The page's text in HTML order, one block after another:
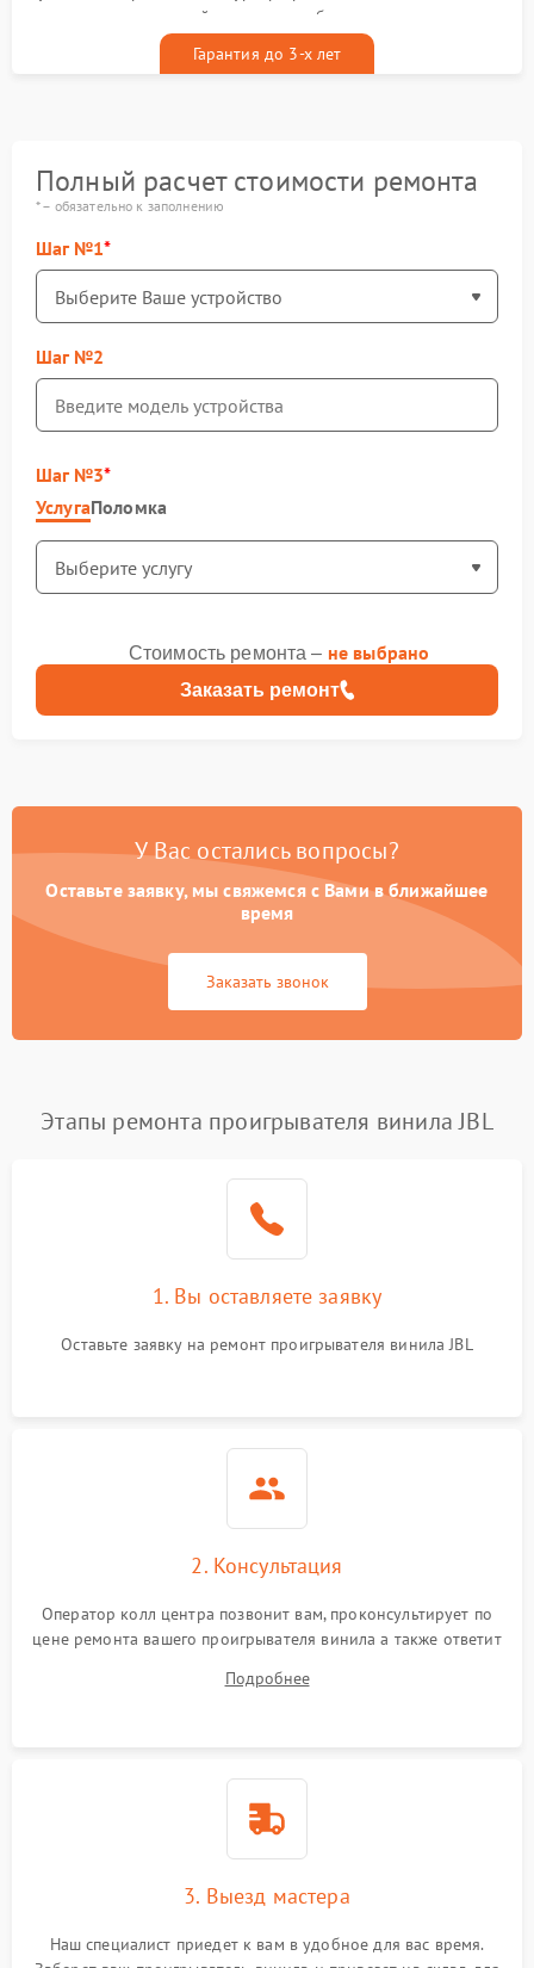
гарантийным талоном бесплатно
Гарантия до 3-х лет
Полный расчет стоимости ремонта
* – обязательно к заполнению
Шаг №1
Шаг №2
Шаг №3
УслугаПоломка
Заказать ремонт
Стоимость ремонта – не выбрано
У Вас остались вопросы?
Оставьте заявку, мы свяжемся с Вами в ближайшее
время
Заказать звонок
Этапы ремонта проигрывателя винила JBL
1. Вы оставляете заявку
Оставьте заявку на ремонт проигрывателя винила JBL
2. Консультация
Оператор колл центра позвонит вам, проконсультирует по
цене ремонта вашего проигрывателя винила а также ответит
Подробнее
3. Выезд мастера
Наш специалист приедет к вам в удобное для вас время.